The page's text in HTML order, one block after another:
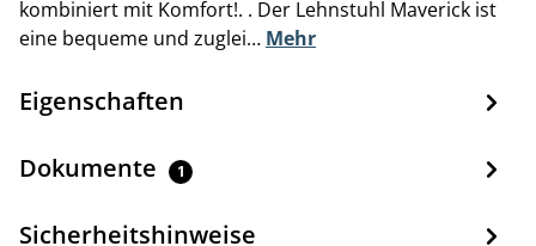
kombiniert mit Komfort!. . Der Lehnstuhl Maverick ist
eine bequeme und zuglei… Mehr
Eigenschaften
Dokumente 1
Sicherheitshinweise